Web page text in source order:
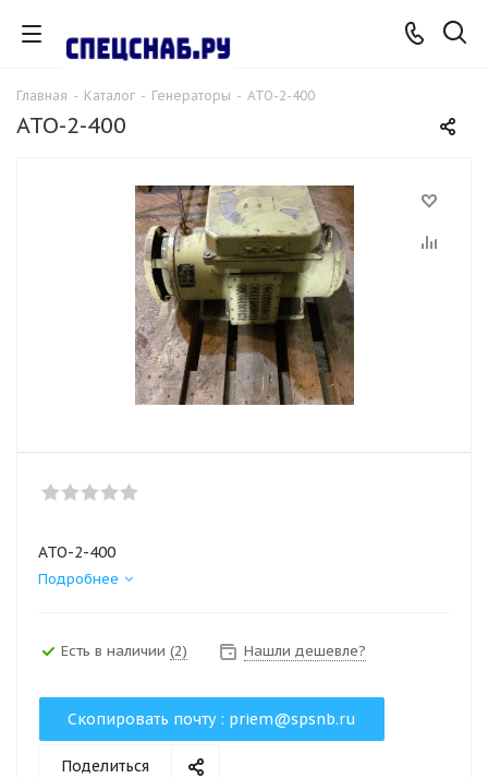
Главная - Каталог - Генераторы - АТО-2-400
АТО-2-400
АТО-2-400
Подробнее
Есть в наличии (2) Нашли дешевле?
Скопировать почту : priem@spsnb.ru
Поделиться